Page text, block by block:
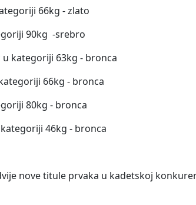
66kg - zlato
90kg -srebro
u kategoriji 63kg - bronca
66kg - bronca
80kg - bronca
46kg - bronca
nove titule prvaka u kadetskoj